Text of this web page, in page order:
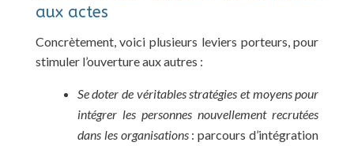
aux actes
Concrètement, voici plusieurs leviers porteurs, pour
stimuler l’ouverture aux autres :
Se doter de véritables stratégies et moyens pour
intégrer les personnes nouvellement recrutées
dans les organisations : parcours d’intégration